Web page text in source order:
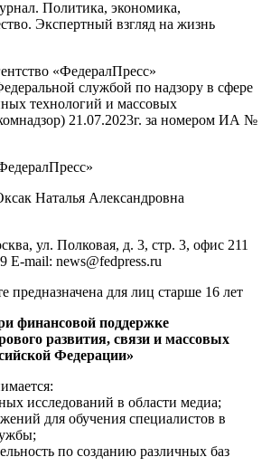
Политика, экономика,
Экспертный взгляд на жизнь
«ФедералПресс»
службой по надзору в сфере
технологий и массовых
21.07.2023г. за номером ИА №
Наталья Александровна
ул. Полковая, д. 3, стр. 3, офис 211
E-mail: news@fedpress.ru
предназначена для лиц старше 16 лет
финансовой поддержке
развития, связи и массовых
Федерации»
исследований в области медиа;
для обучения специалистов в
по созданию различных баз